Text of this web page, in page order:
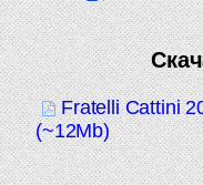
Fratelli Cattini
(~12Mb)